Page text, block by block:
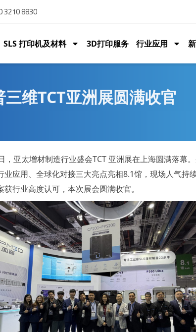
3210 8830
SLS 打印机及材料 3D打印服务 行业应用
维TCT亚洲展圆满收官
，亚太增材制造行业盛会TCT 亚洲展在上海圆满落幕
业应用、全球化对接三大亮点亮相8.1馆，现场人气持
获行业高度认可，本次展会圆满收官。